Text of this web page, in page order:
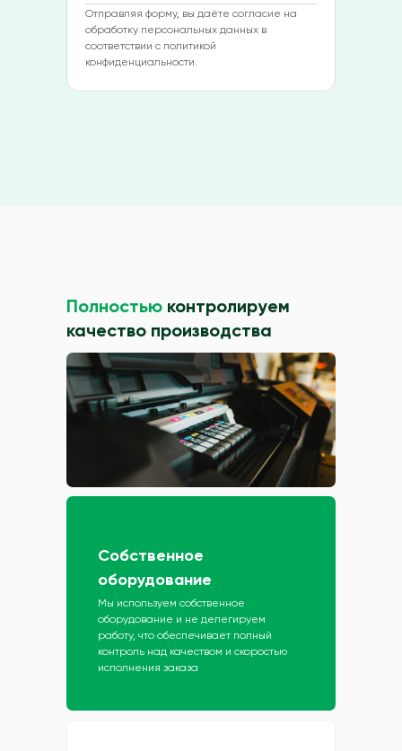
Отправляя форму, вы даёте согласие на
обработку персональных данных в
соответствии с политикой
конфиденциальности.
Собственное
оборудование
Мы используем собственное
оборудование и не делегируем
работу, что обеспечивает полный
контроль над качеством и скоростью
исполнения заказа
Полностью контролируем
качество производства